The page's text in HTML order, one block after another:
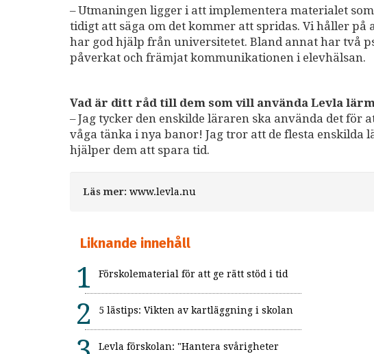
– Utmaningen ligger i att implementera materialet
tidigt att säga om det kommer att spridas. Vi håller på
har god hjälp från universitetet. Bland annat har två
påverkat och främjat kommunikationen i elevhälsan.
Vad är ditt råd till dem som vill använda Levla
– Jag tycker den enskilde läraren ska använda det för
våga tänka i nya banor! Jag tror att de flesta enskilda
hjälper dem att spara tid.
Läs mer: www.levla.nu
Liknande innehåll
Förskolematerial för att ge rätt stöd i tid
5 lästips: Vikten av kartläggning i skolan
Levla förskolan: "Hantera svårigheter